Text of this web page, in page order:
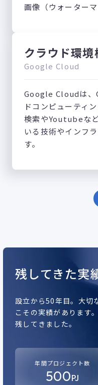
画像（ウォーター
クラウド環
Google Cloud
Google Cloudは、
ドコンピューティ
検索やYoutubeな
いる技術やインフ
す。
残してきた実
設立から50年目。 大切
こその実績があります。
残してきました。
年間プロジェクト数
500PJ